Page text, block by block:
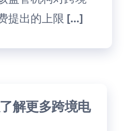
提出的上限 […]
解更多跨境电